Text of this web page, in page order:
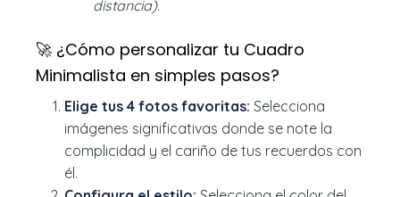
distancia).
🚀 ¿Cómo personalizar tu Cuadro
Minimalista en simples pasos?
Elige tus 4 fotos favoritas: Selecciona
imágenes significativas donde se note la
complicidad y el cariño de tus recuerdos con
él.